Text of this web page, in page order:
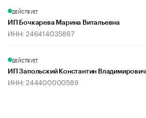
ДЕЙСТВУЕТ
ИП Бочкарева Марина Витальевна
ИНН: 246414035867
ДЕЙСТВУЕТ
ИП Запольский Константин Владимирович
ИНН: 244400000589